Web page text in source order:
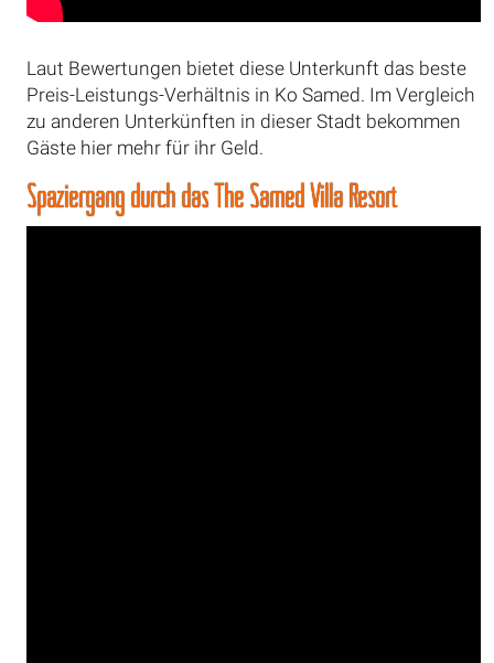
Laut Bewertungen bietet diese Unterkunft das beste
Preis-Leistungs-Verhältnis in Ko Samed. Im Vergleich
zu anderen Unterkünften in dieser Stadt bekommen
Gäste hier mehr für ihr Geld.
Spaziergang durch das The Samed Villa Resort